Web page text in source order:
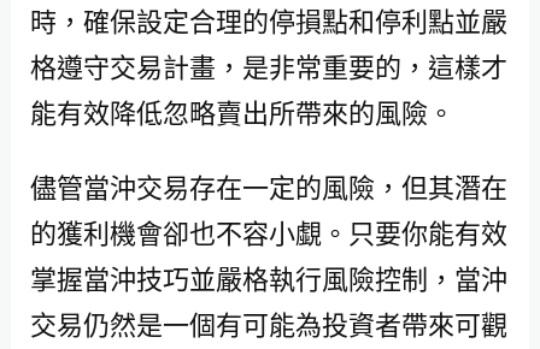
時，確保設定合理的停損點和停利點並嚴
格遵守交易計畫，是非常重要的，這樣才
能有效降低忽略賣出所帶來的風險。
儘管當沖交易存在一定的風險，但其潛在
的獲利機會卻也不容小覷。只要你能有效
掌握當沖技巧並嚴格執行風險控制，當沖
交易仍然是一個有可能為投資者帶來可觀